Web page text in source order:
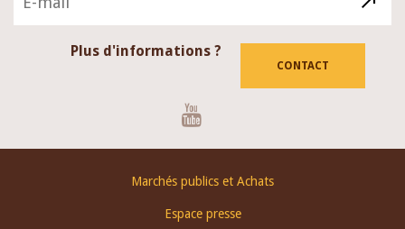
Plus d'informations ?
CONTACT
Marchés publics et Achats
Espace presse